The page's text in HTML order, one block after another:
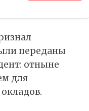
переданы
отныне
для